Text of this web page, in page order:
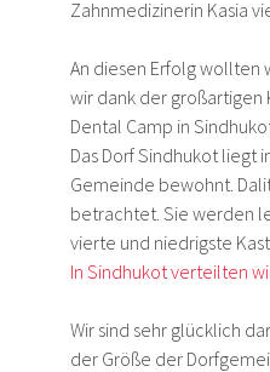
Zahnmedizinerin Kasia
An diesen Erfolg wollten
wir dank der großartigen
Dental Camp in
Das Dorf Sindhukot liegt
Gemeinde bewohnt.
betrachtet. Sie werden
vierte und niedrigste
In Sindhukot verteilten
Wir sind sehr glücklich
der Größe der